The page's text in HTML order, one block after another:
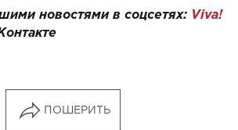
новостями в соцсетях: Viva!
ПОШЕРИТЬ